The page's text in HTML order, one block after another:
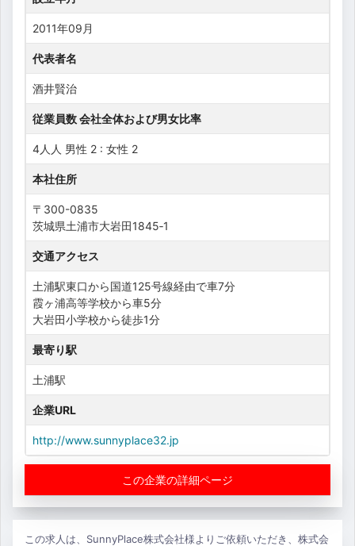
2011年09月
代表者名
酒井賢治
従業員数 会社全体および男女比率
4人人 男性 2 : 女性 2
本社住所
〒300-0835
茨城県土浦市大岩田1845‐1
交通アクセス
土浦駅東口から国道125号線経由で車7分
霞ヶ浦高等学校から車5分
大岩田小学校から徒歩1分
最寄り駅
土浦駅
企業URL
http://www.sunnyplace32.jp
この企業の詳細ページ
この求人は、SunnyPlace株式会社様よりご依頼いただき、株式会